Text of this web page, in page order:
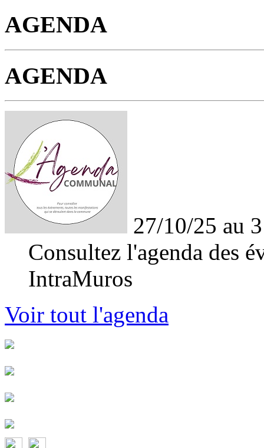
AGENDA
AGENDA
27/10/25 au
Consultez l'agenda des
IntraMuros
Voir tout l'agenda